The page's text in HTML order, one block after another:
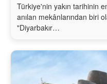
Türkiye'nin yakın tarihinin
anılan mekânlarından biri
"Diyarbakır…